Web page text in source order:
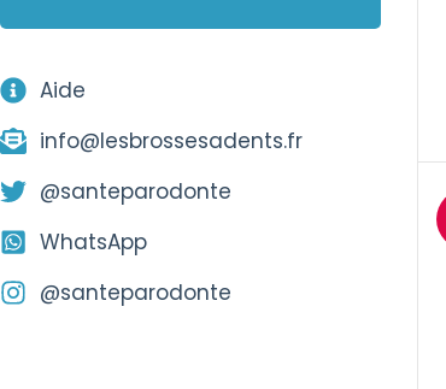
Aide
info@lesbrossesadents.fr
@santeparodonte
WhatsApp
@santeparodonte